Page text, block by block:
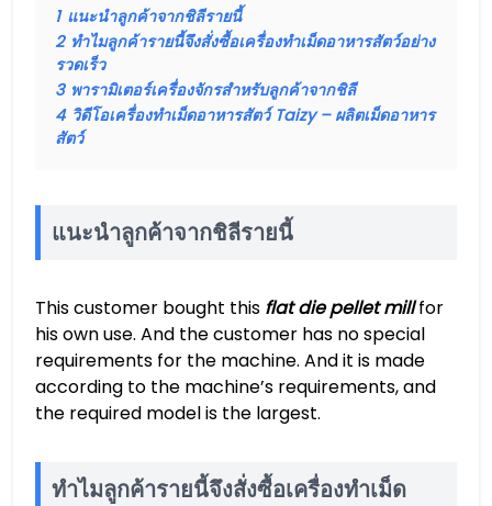
1 แนะนำลูกค้าจากชิลีรายนี้
2 ทำไมลูกค้ารายนี้จึงสั่งซื้อเครื่องทำเม็ดอาหารสัตว์อย่าง
รวดเร็ว
3 พารามิเตอร์เครื่องจักรสำหรับลูกค้าจากชิลี
4 วิดีโอเครื่องทำเม็ดอาหารสัตว์ Taizy – ผลิตเม็ดอาหาร
สัตว์
แนะนำลูกค้าจากชิลีรายนี้
This customer bought this flat die pellet millfor
his own use. And the customer has no special
requirements for the machine. And it is made
according to the machine’s requirements, and
the required model is the largest.
ทำไมลูกค้ารายนี้จึงสั่งซื้อเครื่องทำเม็ด